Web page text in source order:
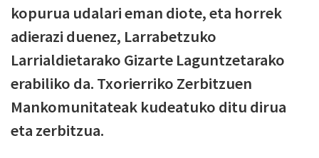
kopurua udalari eman diote, eta horrek
adierazi duenez, Larrabetzuko
Larrialdietarako Gizarte Laguntzetarako
erabiliko da. Txorierriko Zerbitzuen
Mankomunitateak kudeatuko ditu dirua
eta zerbitzua.